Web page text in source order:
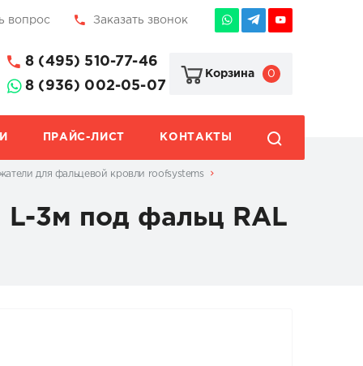
вопрос Заказать звонок
8 (495) 510-77-46
8 (936) 002-05-07
Корзина 0
ПРАЙС-ЛИСТ КОНТАКТЫ
для фальцевой кровли roofsystems
L-3м под фальц RAL